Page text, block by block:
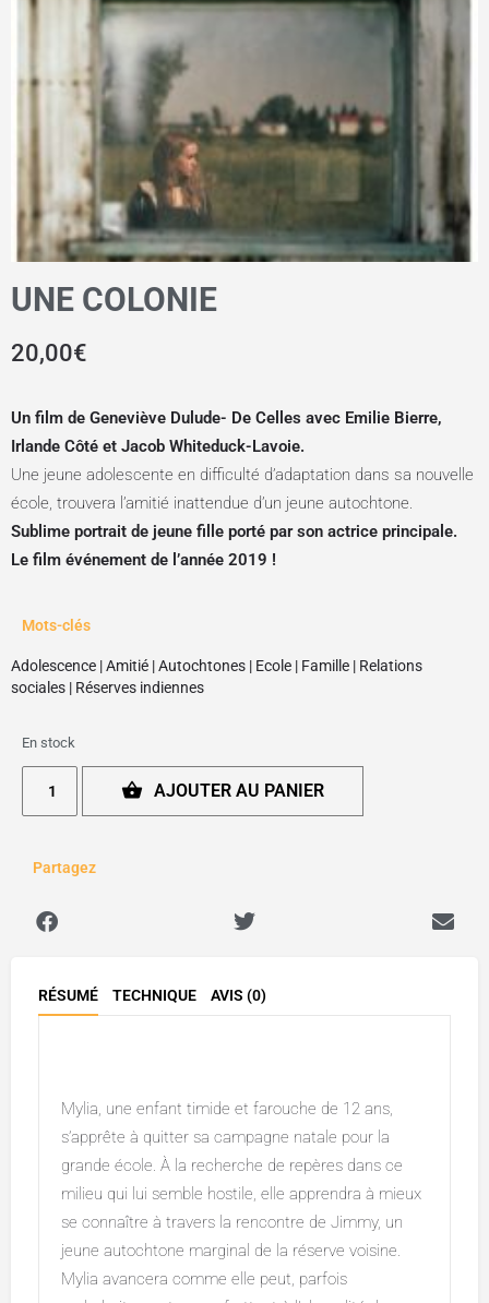
UNE COLONIE
20,00€
Un film de Geneviève Dulude- De Celles avec Emilie Bierre,
Irlande Côté et Jacob Whiteduck-Lavoie.
Une jeune adolescente en difficulté d’adaptation dans sa nouvelle
école, trouvera l’amitié inattendue d’un jeune autochtone.
Sublime portrait de jeune fille porté par son actrice principale.
Le film événement de l’année 2019 !
Mots-clés
Adolescence |Amitié |Autochtones | Ecole | Famille | Relations
sociales | Réserves indiennes
En stock
AJOUTER AU PANIER
Partagez
RÉSUMÉ TECHNIQUE AVIS (0)
Mylia, une enfant timide et farouche de 12 ans,
s’apprête à quitter sa campagne natale pour la
grande école. À la recherche de repères dans ce
milieu qui lui semble hostile, elle apprendra à mieux
se connaître à travers la rencontre de Jimmy, un
jeune autochtone marginal de la réserve voisine.
Mylia avancera comme elle peut, parfois